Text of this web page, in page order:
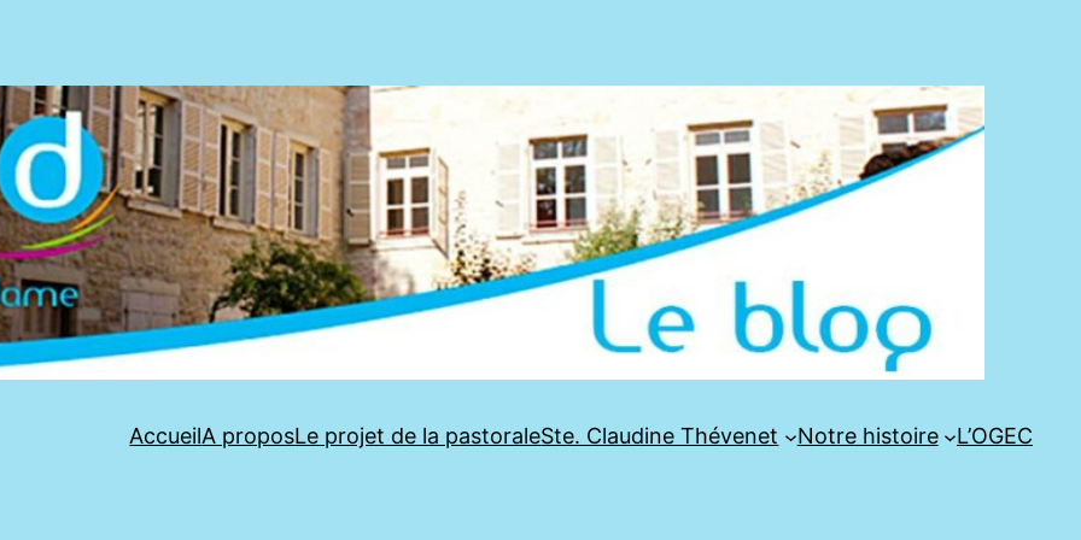
AccueilA proposLe projet de la pastoraleSte. Claudine Thévenet Notre histoire L’OGEC